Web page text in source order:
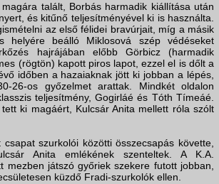
talált, Borbás harmadik kiállítása után
és kitűnő teljesítményével ki is használta.
az első félidei bravúrjait, míg a másik
helyére beálló Miklosová szép védéseket
hajrájában előbb Görbicz (harmadik
(rögtön) kapott piros lapot, ezzel el is dőlt a
időben a hazaiaknak jött ki jobban a lépés,
26-os győzelmet arattak. Mindkét oldalon
teljesítmény, Gogirláé és Tóth Tímeáé.
ki magáért, Kulcsár Anita mellett róla szólt
szurkolói közötti összecsapás követte,
Anita emlékének szenteltek. A K.A.
mezben játszó győriek szekere futott jobban,
küzdő Fradi-szurkolók ellen.